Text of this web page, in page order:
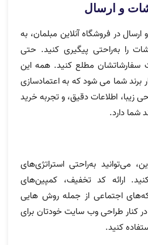
و ارسال
در فروشگاه آنلاین مبلمان، به
را به‌راحتی پیگیری کنید. حتی
سفارشاتشان مطلع کنید. همه این
برند شما می شود که به اعتمادسازی
اطلاعات دقیق، و تجربه خرید
شما دارد.
می‌توانید به‌راحتی استراتژی‌های
کنید. ارائه کد تخفیف، کمپین‌های
اجتماعی از جمله روش هایی
کنار طراحی وب سایت خودتان برای
کنید.